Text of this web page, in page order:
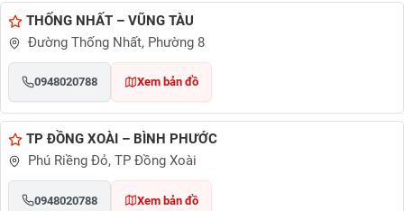
THỐNG NHẤT – VŨNG TÀU
Đường Thống Nhất, Phường 8
0948020788 Xem bản đồ
TP ĐỒNG XOÀI – BÌNH PHƯỚC
Phú Riềng Đỏ, TP Đồng Xoài
0948020788 Xem bản đồ